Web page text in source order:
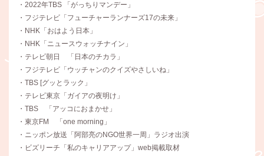
・2022年TBS 「がっちりマンデー」
・フジテレビ「フューチャーランナーズ17の未来」
・NHK「おはよう日本」
・NHK「ニュースウォッチナイン」
・テレビ朝日 「日本のチカラ」
・フジテレビ「ウッチャンのクイズやさしいね」
・TBS [グッとラック」
・テレビ東京「ガイアの夜明け」
・TBS 「アッコにおまかせ」
・東京FM 「one morning」
・ニッポン放送「阿部亮のNGO世界一周」ラジオ出演
・ビズリーチ「私のキャリアアップ」web掲載取材